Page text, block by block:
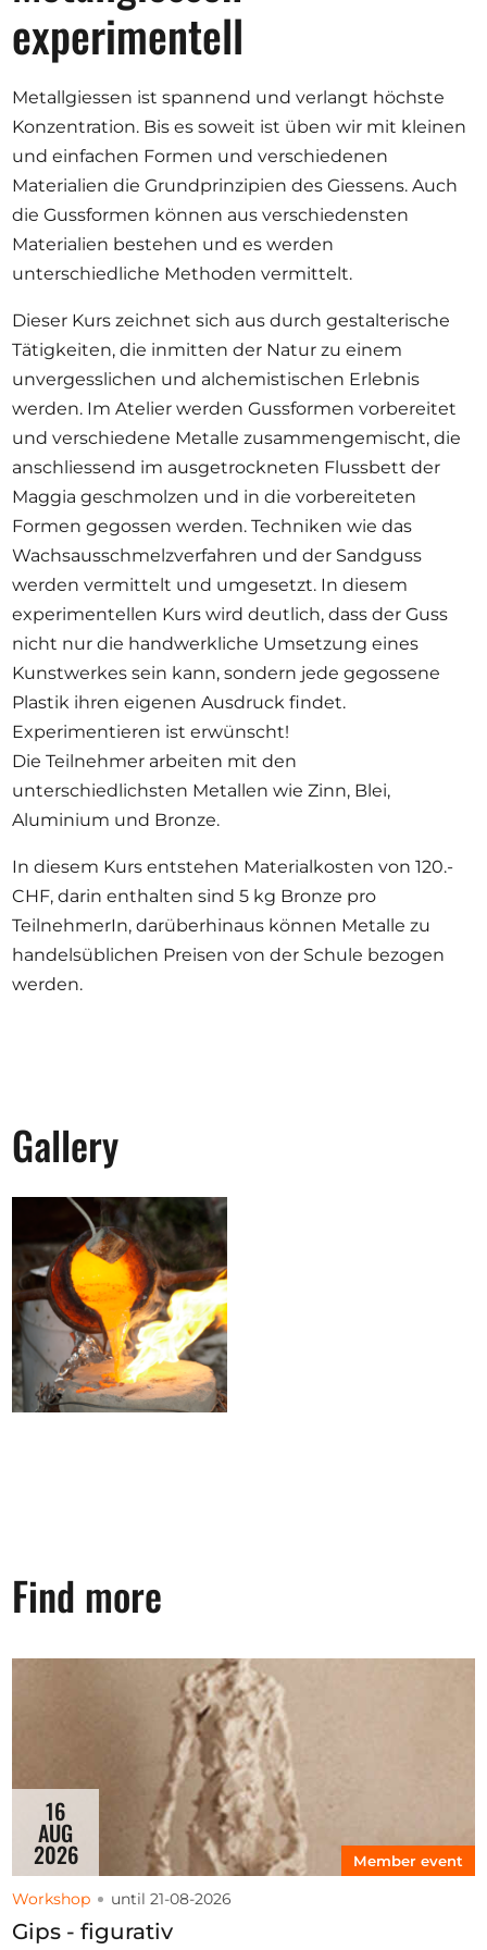
Opportunities
Become a member
Artists
About us
Donate
Help
Contact
experimentell
Metallgiessen ist spannend und verlangt höchste
Konzentration. Bis es soweit ist üben wir mit kleinen
und einfachen Formen und verschiedenen
Materialien die Grundprinzipien des Giessens. Auch
die Gussformen können aus verschiedensten
Materialien bestehen und es werden
unterschiedliche Methoden vermittelt.
Dieser Kurs zeichnet sich aus durch gestalterische
Tätigkeiten, die inmitten der Natur zu einem
unvergesslichen und alchemistischen Erlebnis
werden. Im Atelier werden Gussformen vorbereitet
und verschiedene Metalle zusammengemischt, die
anschliessend im ausgetrockneten Flussbett der
Maggia geschmolzen und in die vorbereiteten
Formen gegossen werden. Techniken wie das
Wachsausschmelzverfahren und der Sandguss
werden vermittelt und umgesetzt. In diesem
experimentellen Kurs wird deutlich, dass der Guss
nicht nur die handwerkliche Umsetzung eines
Kunstwerkes sein kann, sondern jede gegossene
Plastik ihren eigenen Ausdruck findet.
Experimentieren ist erwünscht!
Die Teilnehmer arbeiten mit den
unterschiedlichsten Metallen wie Zinn, Blei,
Aluminium und Bronze.
In diesem Kurs entstehen Materialkosten von 120.-
CHF, darin enthalten sind 5 kg Bronze pro
TeilnehmerIn, darüberhinaus können Metalle zu
handelsüblichen Preisen von der Schule bezogen
werden.
Gallery
Find more
16
AUG
2026 Member event
Workshop until 21-08-2026
Gips - figurativ